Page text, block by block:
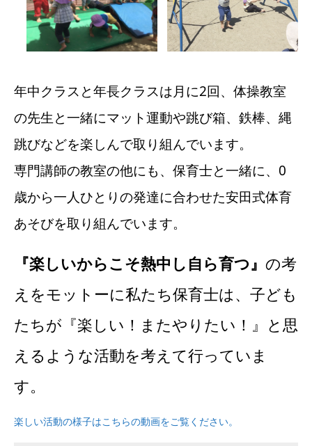
年中クラスと年長クラスは月に2回、体操教室
の先生と一緒にマット運動や跳び箱、鉄棒、縄
跳びなどを楽しんで取り組んでいます。
専門講師の教室の他にも、保育士と一緒に、0
歳から一人ひとりの発達に合わせた安田式体育
あそびを取り組んでいます。
『楽しいからこそ熱中し自ら育つ』 の考
えをモットーに私たち保育士は、子ども
たちが『楽しい！またやりたい！』と思
えるような活動を考えて行っていま
す。
楽しい活動の様子はこちらの動画をご覧ください。